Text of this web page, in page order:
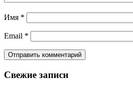
Имя *
Email *
Свежие записи